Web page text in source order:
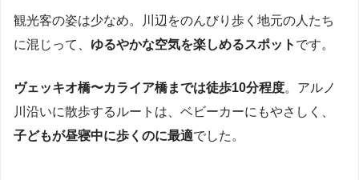
観光客の姿は少なめ。川辺をのんびり歩く地元の人たち
に混じって、 ゆるやかな空気を楽しめるスポット です。
ヴェッキオ橋〜カライア橋までは徒歩10分程度。アルノ
川沿いに散歩するルートは、ベビーカーにもやさしく、
子どもが昼寝中に歩くのに最適でした。